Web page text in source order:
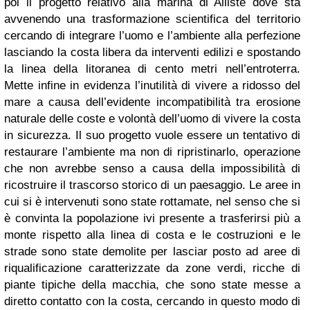
avvenendo una trasformazione scientifica del territorio
cercando di integrare l’uomo e l’ambiente alla perfezione
lasciando la costa libera da interventi edilizi e spostando
la linea della litoranea di cento metri nell’entroterra.
Mette infine in evidenza l’inutilità di vivere a ridosso del
mare a causa dell’evidente incompatibilità tra erosione
naturale delle coste e volontà dell’uomo di vivere la costa
in sicurezza. Il suo progetto vuole essere un tentativo di
restaurare l’ambiente ma non di ripristinarlo, operazione
che non avrebbe senso a causa della impossibilità di
ricostruire il trascorso storico di un paesaggio. Le aree in
cui si è intervenuti sono state rottamate, nel senso che si
è convinta la popolazione ivi presente a trasferirsi più a
monte rispetto alla linea di costa e le costruzioni e le
strade sono state demolite per lasciar posto ad aree di
riqualificazione caratterizzate da zone verdi, ricche di
piante tipiche della macchia, che sono state messe a
diretto contatto con la costa, cercando in questo modo di